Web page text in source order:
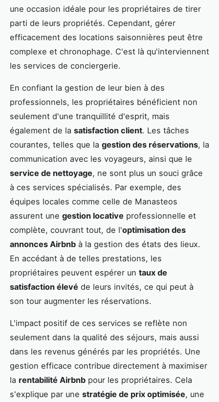
une occasion idéale pour les propriétaires de tirer
parti de leurs propriétés. Cependant, gérer
efficacement des locations saisonnières peut être
complexe et chronophage. C'est là qu'interviennent
les services de conciergerie.
En confiant la gestion de leur bien à des
professionnels, les propriétaires bénéficient non
seulement d'une tranquillité d'esprit, mais
également de la satisfaction client. Les tâches
courantes, telles que la gestion des réservations, la
communication avec les voyageurs, ainsi que le
service de nettoyage, ne sont plus un souci grâce
à ces services spécialisés. Par exemple, des
équipes locales comme celle de Manasteos
assurent une gestion locative professionnelle et
complète, couvrant tout, de l'optimisation des
annonces Airbnb à la gestion des états des lieux.
En accédant à de telles prestations, les
propriétaires peuvent espérer un taux de
satisfaction élevé de leurs invités, ce qui peut à
son tour augmenter les réservations.
L'impact positif de ces services se reflète non
seulement dans la qualité des séjours, mais aussi
dans les revenus générés par les propriétés. Une
gestion efficace contribue directement à maximiser
la rentabilité Airbnb pour les propriétaires. Cela
s'explique par une stratégie de prix optimisée, une